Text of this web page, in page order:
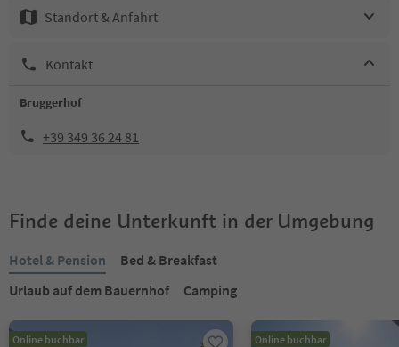
Standort & Anfahrt
Kontakt
Bruggerhof
+39 349 36 24 81
Finde deine Unterkunft in der Umgebung
Hotel & Pension
Bed & Breakfast
Urlaub auf dem Bauernhof
Camping
Online buchbar Online buchbar